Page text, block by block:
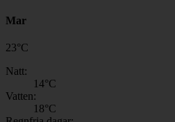
Mar
23°C
Natt:
14°C
Vatten:
18°C